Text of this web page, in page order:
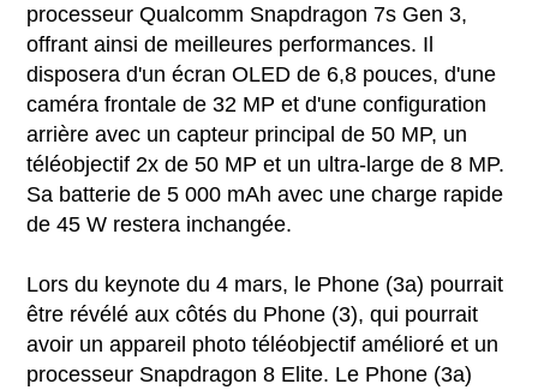
processeur Qualcomm Snapdragon 7s Gen 3,
offrant ainsi de meilleures performances. Il
disposera d'un écran OLED de 6,8 pouces, d'une
caméra frontale de 32 MP et d'une configuration
arrière avec un capteur principal de 50 MP, un
téléobjectif 2x de 50 MP et un ultra-large de 8 MP.
Sa batterie de 5 000 mAh avec une charge rapide
de 45 W restera inchangée.
Lors du keynote du 4 mars, le Phone (3a) pourrait
être révélé aux côtés du Phone (3), qui pourrait
avoir un appareil photo téléobjectif amélioré et un
processeur Snapdragon 8 Elite. Le Phone (3a)